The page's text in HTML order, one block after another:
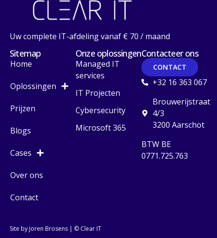
Uw complete IT-afdeling vanaf € 70 / maand
Sitemap
Home
Oplossingen
Prijzen
Blogs
Cases
Over ons
Contact
Onze oplossingen
Managed IT
services
IT Projecten
Cybersecurity
Microsoft 365
Contacteer ons
CONTACT
+32 16 363 067
Brouwerijstraat
4/3
3200 Aarschot
BTW BE
0771.725.763
Site by Joren Brosens | © Clear IT